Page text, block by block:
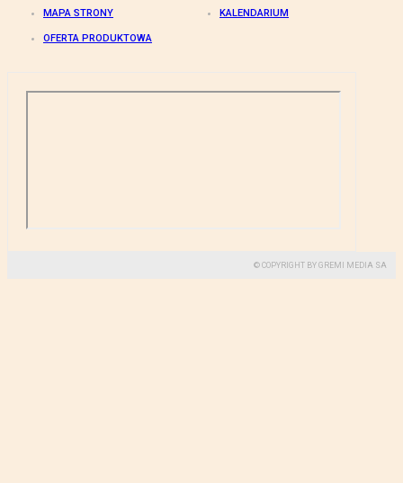
MAPA STRONY KALENDARIUM
OFERTA PRODUKTOWA
© COPYRIGHT BY GREMI MEDIA SA